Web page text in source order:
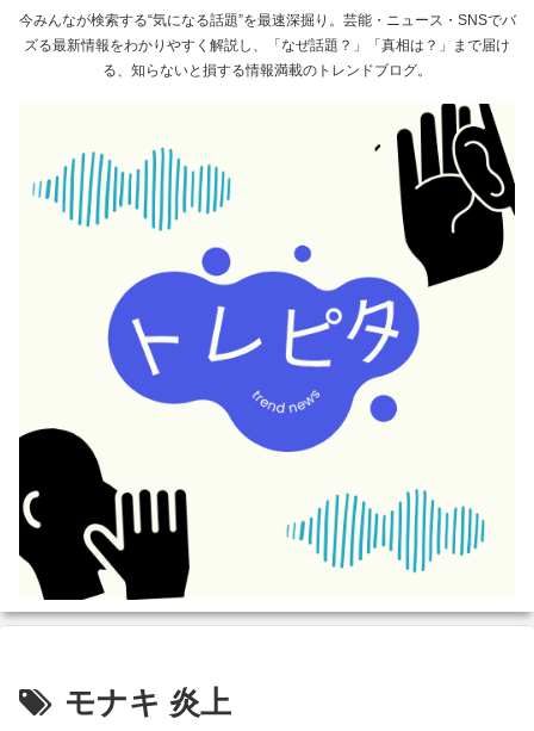
今みんなが検索する“気になる話題”を最速深掘り。芸能・ニュース・SNSでバ
ズる最新情報をわかりやすく解説し、「なぜ話題？」「真相は？」まで届け
る、知らないと損する情報満載のトレンドブログ。
モナキ 炎上